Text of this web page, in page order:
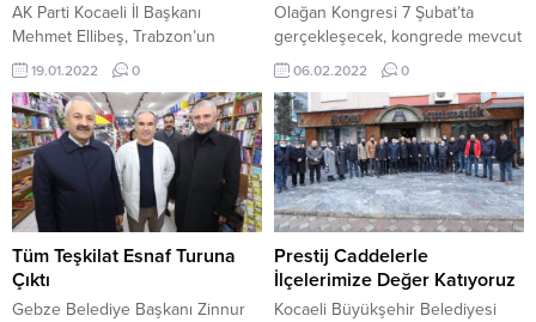
AK Parti Kocaeli İl Başkanı
Mehmet Ellibeş, Trabzon’un
Maçka İlçesinde 2017’de
teröristlerle kahraman
Mehmetçik’in girdiği çatışmada
şehit olan Eren Bülbül ve şehit
Astsubay Kıdemli Başçavuş
Ferhat Gedik’in öyküsünü
anlatan, “Kesişme; İyi ki Varsın
Eren” filmini 7 ayrı salonda 3 bine
yakın partilinin birlikte izlediğini
açıkladı, “Bu duygusal filmden
etkilenmemek mümkün...
19.01.2022 0
Olağan Kongresi 7 Şubat’ta
gerçekleşecek, kongrede mevcut
başkan İsmail Aşak tek aday. İlçe
Başkanı İsmail Aşak kongreyle
ilgili olarak şunları ifade etti:
“Memleket Partisi 2.olağan
kongresi 7 Şubat 2022 pazartesi
günü saat 17:00-22:00 arası yeni
çarşı girişi eski Akbank üstü Birlik
İş Hanı kat:3’de yapılacak. Toplam
132 delege oy...
06.02.2022 0
Tüm Teşkilat Esnaf Turuna
Çıktı
Gebze Belediye Başkanı Zinnur
Prestij Caddelerle
İlçelerimize Değer Katıyoruz
Kocaeli Büyükşehir Belediyesi